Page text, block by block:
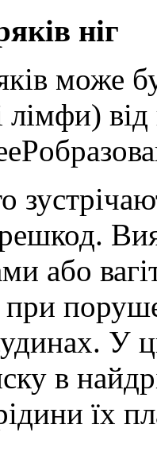
ніг
може
лімфи)
або
У
в
їх